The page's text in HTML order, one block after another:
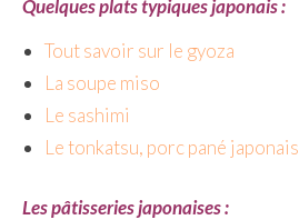
– Hanoi
– Hué & Hoi An
– Quy Nhon
BONNES ADRESSES
Quelques plats typiques japonais :
Tout savoir sur le gyoza
La soupe miso
Le sashimi
Le tonkatsu, porc pané japonais
Les pâtisseries japonaises :